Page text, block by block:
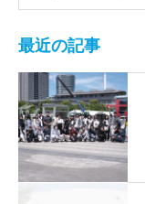
最近の記事